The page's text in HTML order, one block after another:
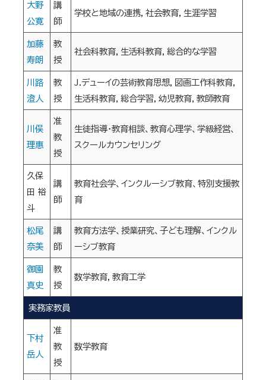
大野
公寛
講
師
学校と地域の連携，社会教育，生涯学習
加藤
寿朗
教
授
社会科教育，生活科教育，総合的な学習
川路
澄人
教
授
J.デューイの芸術教育思想，図画工作科教育，
生活科教育，総合学習，幼児教育，教師教育
川俣
理惠
准
教
授
生徒指導・教育相談、教育心理学、学級経営、
スクールカウンセリング
久保
田 裕
斗
講
師
教育社会学、インクルーシブ教育、特別支援教
育
松尾
奈美
講
師
教育方法学、授業研究、子ども理解、インクル
ーシブ教育
御園
真史
教
授
数学教育，教育工学
実務家教員
下村
岳人
准
教
授
数学教育